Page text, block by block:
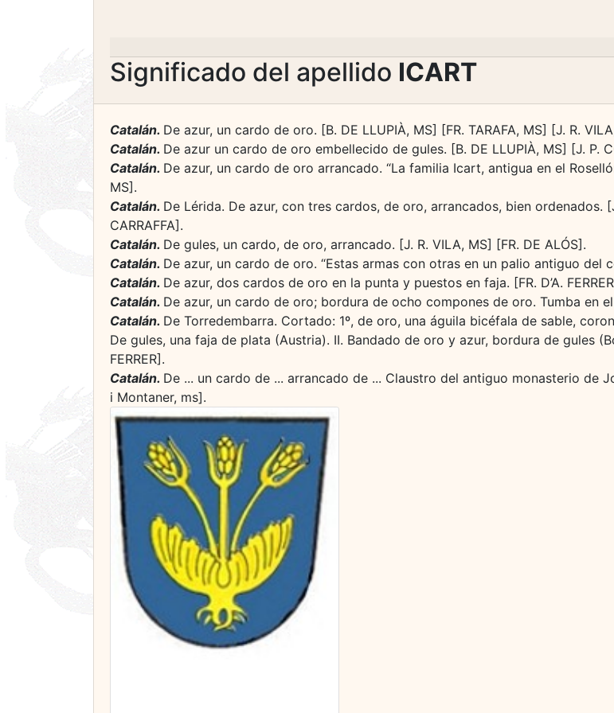
Significado del apellido ICART
Catalán. De azur, un cardo de oro. [B. DE LLUPIÀ, MS] [FR. TARAFA, MS] [J. R.
Catalán. De azur un cardo de oro embellecido de gules. [B. DE LLUPIÀ, MS] [J. P.
Catalán. De azur, un cardo de oro arrancado. “La familia Icart, antigua en el
MS].
Catalán. De Lérida. De azur, con tres cardos, de oro, arrancados, bien ordenados.
CARRAFFA].
Catalán. De gules, un cardo, de oro, arrancado. [J. R. VILA, MS] [FR. DE ALÓS].
Catalán. De azur, un cardo de oro. “Estas armas con otras en un palio antiguo
Catalán. De azur, dos cardos de oro en la punta y puestos en faja. [FR. D’A.
Catalán. De azur, un cardo de oro; bordura de ocho compones de oro. Tumba en el
Catalán. De Torredembarra. Cortado: 1º, de oro, una águila bicéfala de sable,
De gules, una faja de plata (Austria). II. Bandado de oro y azur, bordura de gules
FERRER].
Catalán. De ... un cardo de ... arrancado de ... Claustro del antiguo monasterio de
i Montaner, ms].